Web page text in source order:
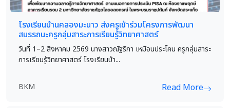
โรงเรียนบ้านคลองมะนาว ส่งครูเข้าร่วมโครงการพัฒนา
สมรรถนะครูกลุ่มสาระการเรียนรู้วิทยาศาสตร์
วันที่ 1–2 สิงหาคม 2569 นางสาวณัฐริกา เหมือนประโคน ครูกลุ่มสาระ
การเรียนรู้วิทยาศาสตร์ โรงเรียนบ้า...
BKM Read More